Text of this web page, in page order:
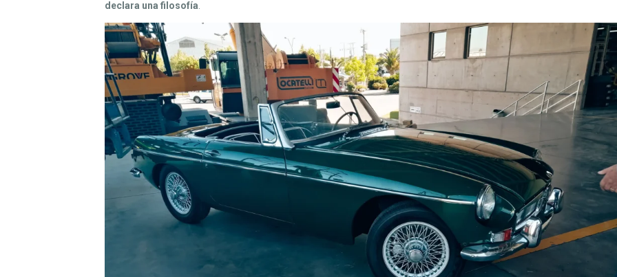
N
Z
O
D
E
U
N
A
P
declara una filosofía